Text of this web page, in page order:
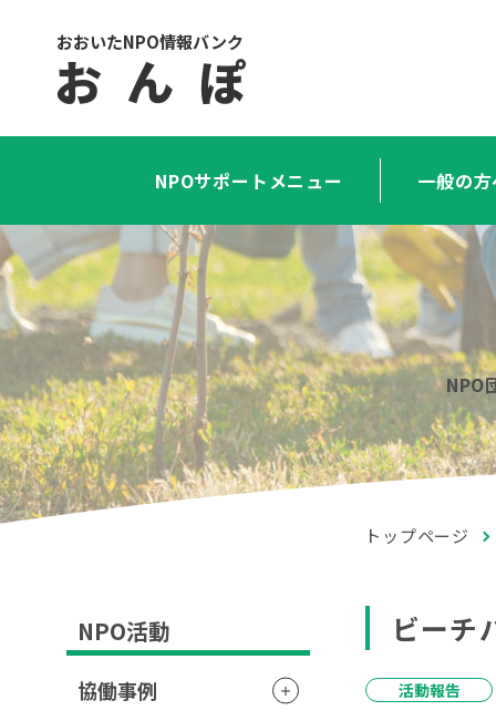
おおいたNPO情報バンク
お ん ぽ
NPOサポートメニュー 一般の
NPO
トップページ
ビーチ
活動報告
NPO活動
協働事例